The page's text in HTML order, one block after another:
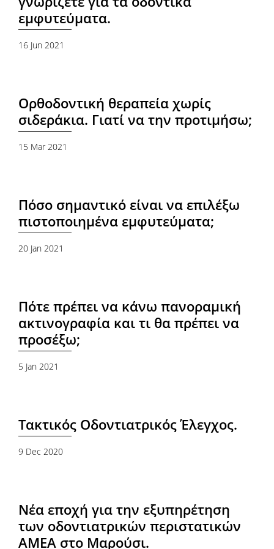
εμφυτεύματα.
16 Jun 2021
Ορθοδοντική θεραπεία χωρίς
σιδεράκια. Γιατί να την προτιμήσω;
15 Mar 2021
Πόσο σημαντικό είναι να επιλέξω
πιστοποιημένα εμφυτεύματα;
20 Jan 2021
Πότε πρέπει να κάνω πανοραμική
ακτινογραφία και τι θα πρέπει να
προσέξω;
5 Jan 2021
Τακτικός Οδοντιατρικός Έλεγχος.
9 Dec 2020
Νέα εποχή για την εξυπηρέτηση
των οδοντιατρικών περιστατικών
ΑΜΕΑ στο Μαρούσι.